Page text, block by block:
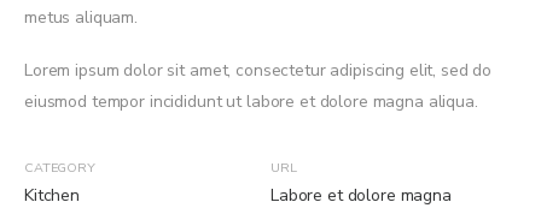
metus aliquam.
Lorem ipsum dolor sit amet, consectetur adipiscing elit, sed do
eiusmod tempor incididunt ut labore et dolore magna aliqua.
CATEGORY
Kitchen
URL
Labore et dolore magna